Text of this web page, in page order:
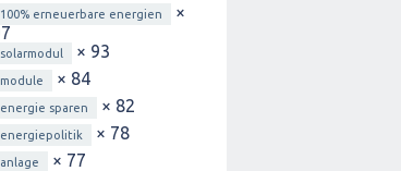
100% erneuerbare energien
×
solarmodul × 93
module × 84
energie sparen × 82
energiepolitik × 78
anlage × 77